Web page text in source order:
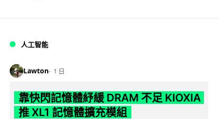
人工智能
Lawton 1 日
靠快閃記憶體紓緩 DRAM 不足 KIOXIA
推 XL1 記憶體擴充模組